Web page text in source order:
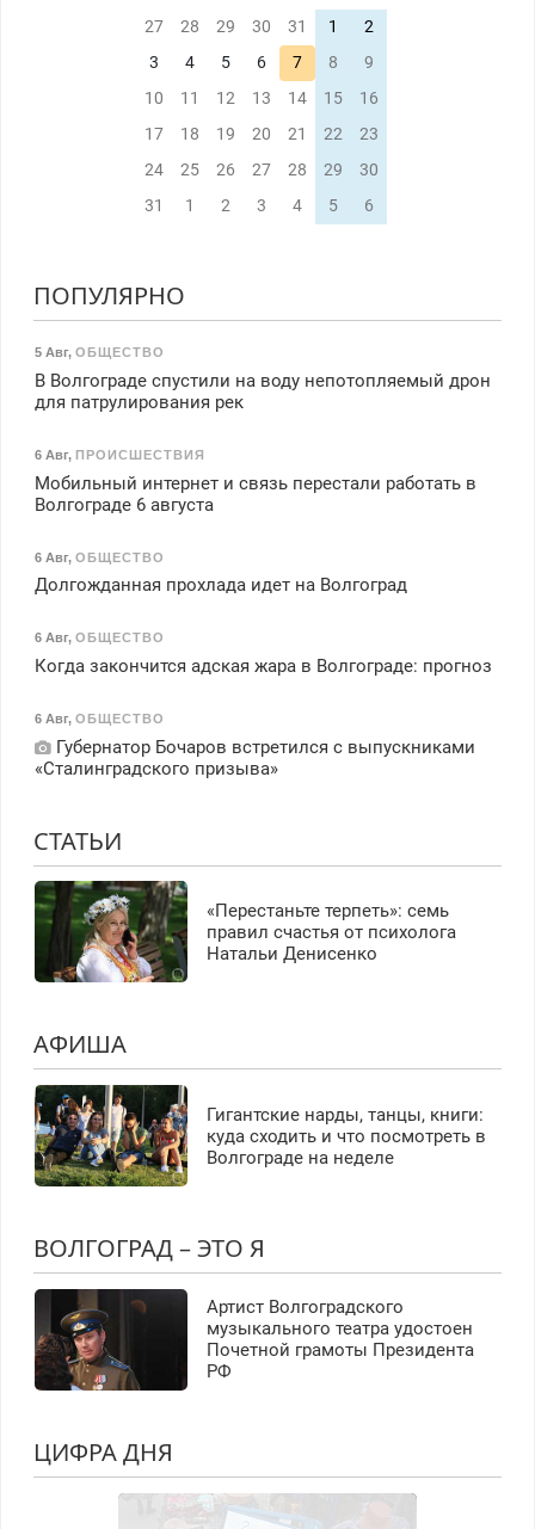
27
28 29 30 31 1
2
3
4 5 6 7 8
9
10
11 12 13 14 15
16
17
18 19 20 21 22
23
24
25 26 27 28 29
30
31
1 2 3 4 5 6
ПОПУЛЯРНО
5 Авг, ОБЩЕСТВО
В Волгограде спустили на воду непотопляемый дрон
для патрулирования рек
6 Авг, ПРОИСШЕСТВИЯ
Мобильный интернет и связь перестали работать в
Волгограде 6 августа
6 Авг, ОБЩЕСТВО
Долгожданная прохлада идет на Волгоград
6 Авг, ОБЩЕСТВО
Когда закончится адская жара в Волгограде: прогноз
6 Авг, ОБЩЕСТВО
Губернатор Бочаров встретился с выпускниками
«Сталинградского призыва»
СТАТЬИ
«Перестаньте терпеть»: семь
правил счастья от психолога
Натальи Денисенко
АФИША
Гигантские нарды, танцы, книги:
куда сходить и что посмотреть в
Волгограде на неделе
ВОЛГОГРАД – ЭТО Я
Артист Волгоградского
музыкального театра удостоен
Почетной грамоты Президента
РФ
ЦИФРА ДНЯ